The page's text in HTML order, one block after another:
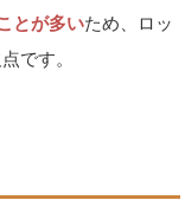
とが多いため、ロッ
です。